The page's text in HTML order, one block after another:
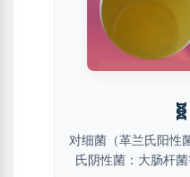
对细菌（革兰氏阳性
氏阴性菌：大肠杆